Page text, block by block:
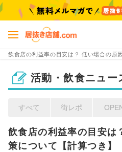
飲食店の利益率の目安は？ 低い場合の原
活動・飲食ニュー
すべて 街レポ
飲食店の利益率の目安は
策について【計算つき】